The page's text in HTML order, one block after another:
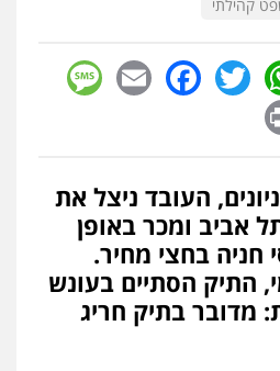
וחקירות
כלכלי צבאי
כהן
חמורה קטינים אלימות
קהילתי
WhatsApp
Twitter
Facebook
Email
העובד ניצל את
אביב ומכר באופן
חניה בחצי מחיר.
התיק הסתיים בעונש
מדובר בתיק חריג